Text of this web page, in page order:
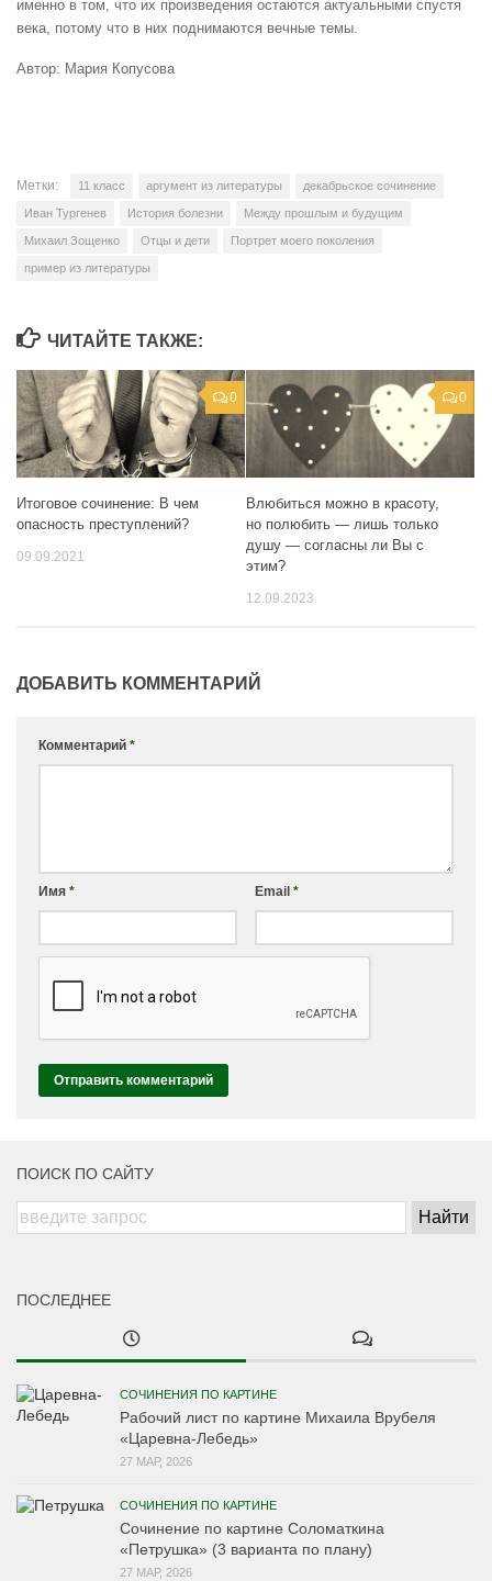
именно в том, что их произведения остаются актуальными спустя
века, потому что в них поднимаются вечные темы.
Автор: Мария Копусова
Метки: 11 класс аргумент из литературы декабрьское сочинение
Иван Тургенев История болезни Между прошлым и будущим
Михаил Зощенко Отцы и дети Портрет моего поколения
пример из литературы
ЧИТАЙТЕ ТАКЖЕ:
0
Итоговое сочинение: В чем
опасность преступлений?
09.09.2021
0
Влюбиться можно в красоту,
но полюбить — лишь только
душу — согласны ли Вы с
этим?
12.09.2023
ДОБАВИТЬ КОММЕНТАРИЙ
Комментарий *
Имя * Email *
ПОИСК ПО САЙТУ
ПОСЛЕДНЕЕ
СОЧИНЕНИЯ ПО КАРТИНЕ
Рабочий лист по картине Михаила Врубеля
«Царевна-Лебедь»
27 МАР, 2026
СОЧИНЕНИЯ ПО КАРТИНЕ
Сочинение по картине Соломаткина
«Петрушка» (3 варианта по плану)
27 МАР, 2026